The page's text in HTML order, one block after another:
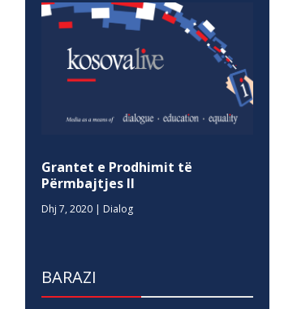
Grantet e Prodhimit të
Përmbajtjes II
Dhj 7, 2020 | Dialog
BARAZI